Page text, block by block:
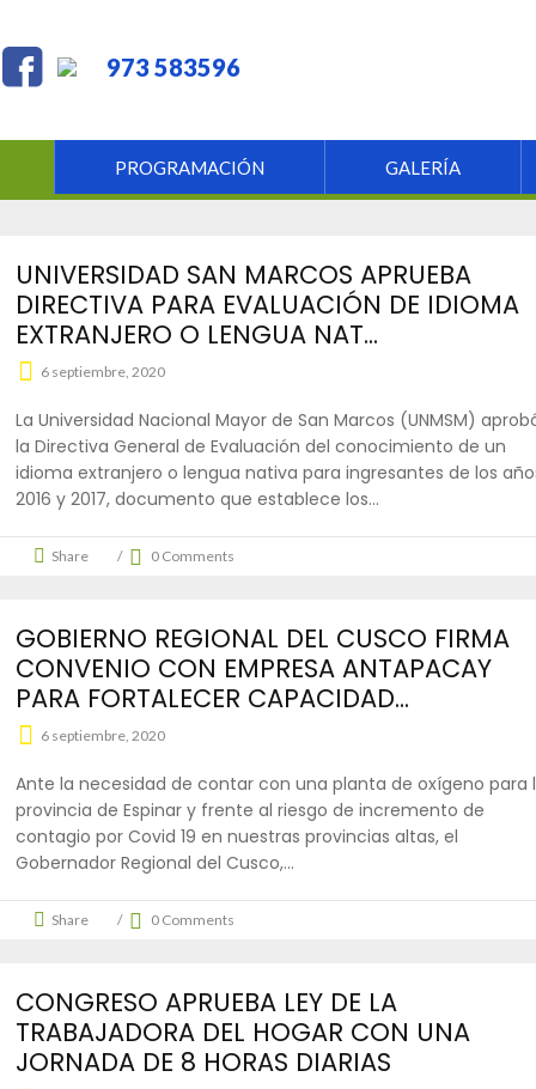
973 583596
PROGRAMACIÓN GALERÍA
UNIVERSIDAD SAN MARCOS APRUEBA
DIRECTIVA PARA EVALUACIÓN DE IDIOMA
EXTRANJERO O LENGUA NAT...
6 septiembre, 2020
La Universidad Nacional Mayor de San Marcos (UNMSM)
la Directiva General de Evaluación del conocimiento de un
idioma extranjero o lengua nativa para ingresantes de los
2016 y 2017, documento que establece los
Share 0 Comments
GOBIERNO REGIONAL DEL CUSCO FIRMA
CONVENIO CON EMPRESA ANTAPACAY
PARA FORTALECER CAPACIDAD...
6 septiembre, 2020
Ante la necesidad de contar con una planta de oxígeno para
provincia de Espinar y frente al riesgo de incremento de
contagio por Covid 19 en nuestras provincias altas, el
Gobernador Regional del Cusco,
Share 0 Comments
CONGRESO APRUEBA LEY DE LA
TRABAJADORA DEL HOGAR CON UNA
JORNADA DE 8 HORAS DIARIAS